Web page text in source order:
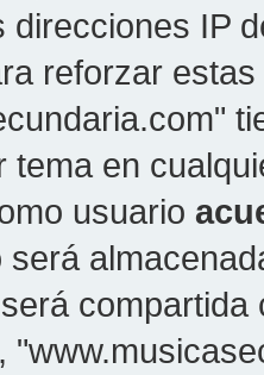
direcciones IP
reforzar
tema en
usuario
será